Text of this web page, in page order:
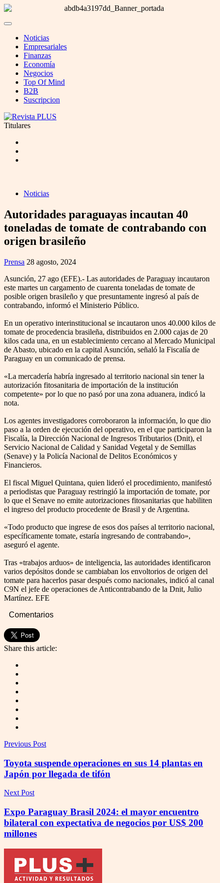
Noticias
Empresariales
Finanzas
Economía
Negocios
Top Of Mind
B2B
Suscripcion
Titulares
Noticias
Autoridades paraguayas incautan 40
toneladas de tomate de contrabando con
origen brasileño
Prensa 28 agosto, 2024
Asunción, 27 ago (EFE).- Las autoridades de Paraguay incautaron
este martes un cargamento de cuarenta toneladas de tomate de
posible origen brasileño y que presuntamente ingresó al país de
contrabando, informó el Ministerio Público.
En un operativo interinstitucional se incautaron unos 40.000 kilos de
tomate de procedencia brasileña, distribuidos en 2.000 cajas de 20
kilos cada una, en un establecimiento cercano al Mercado Municipal
de Abasto, ubicado en la capital Asunción, señaló la Fiscalía de
Paraguay en un comunicado de prensa.
«La mercadería habría ingresado al territorio nacional sin tener la
autorización fitosanitaria de importación de la institución
competente» por lo que no pasó por una zona aduanera, indicó la
nota.
Los agentes investigadores corroboraron la información, lo que dio
paso a la orden de ejecución del operativo, en el que participaron la
Fiscalía, la Dirección Nacional de Ingresos Tributarios (Dnit), el
Servicio Nacional de Calidad y Sanidad Vegetal y de Semillas
(Senave) y la Policía Nacional de Delitos Económicos y
Financieros.
El fiscal Miguel Quintana, quien lideró el procedimiento, manifestó
a periodistas que Paraguay restringió la importación de tomate, por
lo que el Senave no emite autorizaciones fitosanitarias que habiliten
el ingreso del producto procedente de Brasil y de Argentina.
«Todo producto que ingrese de esos dos países al territorio nacional,
específicamente tomate, estaría ingresando de contrabando»,
aseguró el agente.
Tras «trabajos arduos» de inteligencia, las autoridades identificaron
varios depósitos donde se cambiaban los envoltorios de origen del
tomate para hacerlos pasar después como nacionales, indicó al canal
C9N el jefe de operaciones de Anticontrabando de la Dnit, Julio
Martínez. EFE
Comentarios
Share this article:
Previous Post
Toyota suspende operaciones en sus 14 plantas en
Japón por llegada de tifón
Next Post
Expo Paraguay Brasil 2024: el mayor encuentro
bilateral con expectativa de negocios por US$ 200
millones